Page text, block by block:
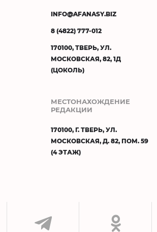
INFO@AFANASY.BIZ
8 (4822) 777-012
170100, ТВЕРЬ, УЛ.
МОСКОВСКАЯ, 82, 1Д
(ЦОКОЛЬ)
МЕСТОНАХОЖДЕНИЕ
РЕДАКЦИИ
170100, Г. ТВЕРЬ, УЛ.
МОСКОВСКАЯ, Д. 82, ПОМ. 59
(4 ЭТАЖ)